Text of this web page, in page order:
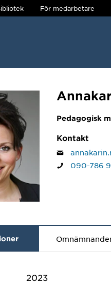
För medarbetare
Pedagogisk
Kontakt
090-786
2023